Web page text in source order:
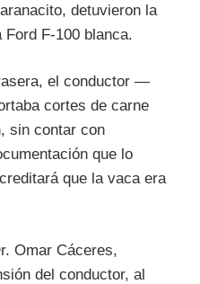
detuvieron la
Ford F-100 blanca.
el conductor —
cortes de carne
sin contar con
que lo
que la vaca era
Omar Cáceres,
del conductor, al